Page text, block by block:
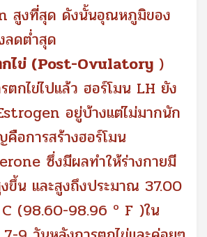
สูงที่สุด ดังนั้นอุณหภูมิของ
ลดต่ำสุด
กไข่ (Post-Ovulatory )
ตกไข่ไปแล้ว ฮอร์โมน LH ยัง
อยู่บ้างแต่ไม่มากนัก
อการสร้างฮอร์โมน
ซึ่งมีผลทำให้ร่างกายมี
น และสูงถึงประมาณ 37.00
(98.60-98.96 º F )ใน